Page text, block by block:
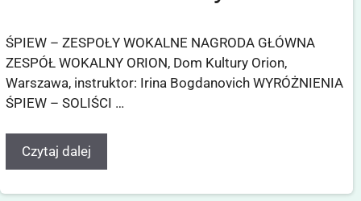
ŚPIEW – ZESPOŁY WOKALNE NAGRODA GŁÓWNA
ZESPÓŁ WOKALNY ORION, Dom Kultury Orion,
Warszawa, instruktor: Irina Bogdanovich WYRÓŻNIENIA
ŚPIEW – SOLIŚCI …
Czytaj dalej